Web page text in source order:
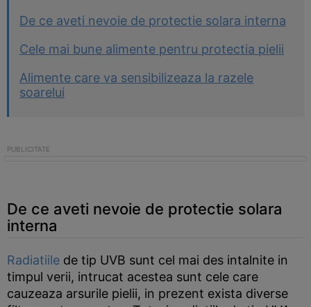
De ce aveti nevoie de protectie solara interna
Cele mai bune alimente pentru protectia pielii
Alimente care va sensibilizeaza la razele
soarelui
De ce aveti nevoie de protectie solara
interna
Radiatiile de tip UVB sunt cel mai des intalnite in
timpul verii, intrucat acestea sunt cele care
cauzeaza arsurile pielii, in prezent exista diverse